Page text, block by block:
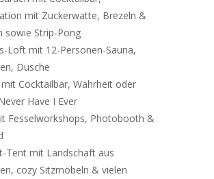
mit Zuckerwatte, Brezeln &
sowie Strip-Pong
Loft mit 12-Personen-Sauna,
Dusche
Cocktailbar, Wahrheit oder
Have I Ever
Fesselworkshops, Photobooth &
Tent mit Landschaft aus
cozy Sitzmöbeln & vielen